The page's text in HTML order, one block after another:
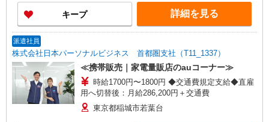
キープ 詳細を見る
派遣社員
株式会社日本パーソナルビジネス 首都圏支社（T11_1337）
≪携帯販売｜家電量販店のauコーナー≫
時給1700円〜1800円 ◆交通費規定支給◆直雇
用へ切替後：月給286,200円＋交通費
東京都稲城市若葉台